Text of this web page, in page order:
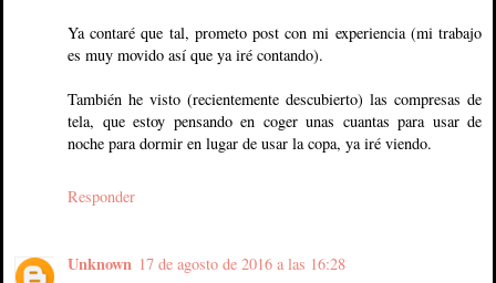
Ya contaré que tal, prometo post con mi experiencia (mi trabajo
es muy movido así que ya iré contando).
También he visto (recientemente descubierto) las compresas de
tela, que estoy pensando en coger unas cuantas para usar de
noche para dormir en lugar de usar la copa, ya iré viendo.
Responder
Unknown 17 de agosto de 2016 a las 16:28